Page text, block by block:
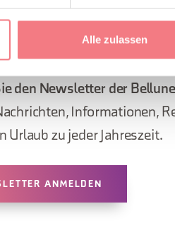
Alle zulassen
den Newsletter der
Informationen,
Urlaub zu jeder Jahreszeit.
ANMELDEN